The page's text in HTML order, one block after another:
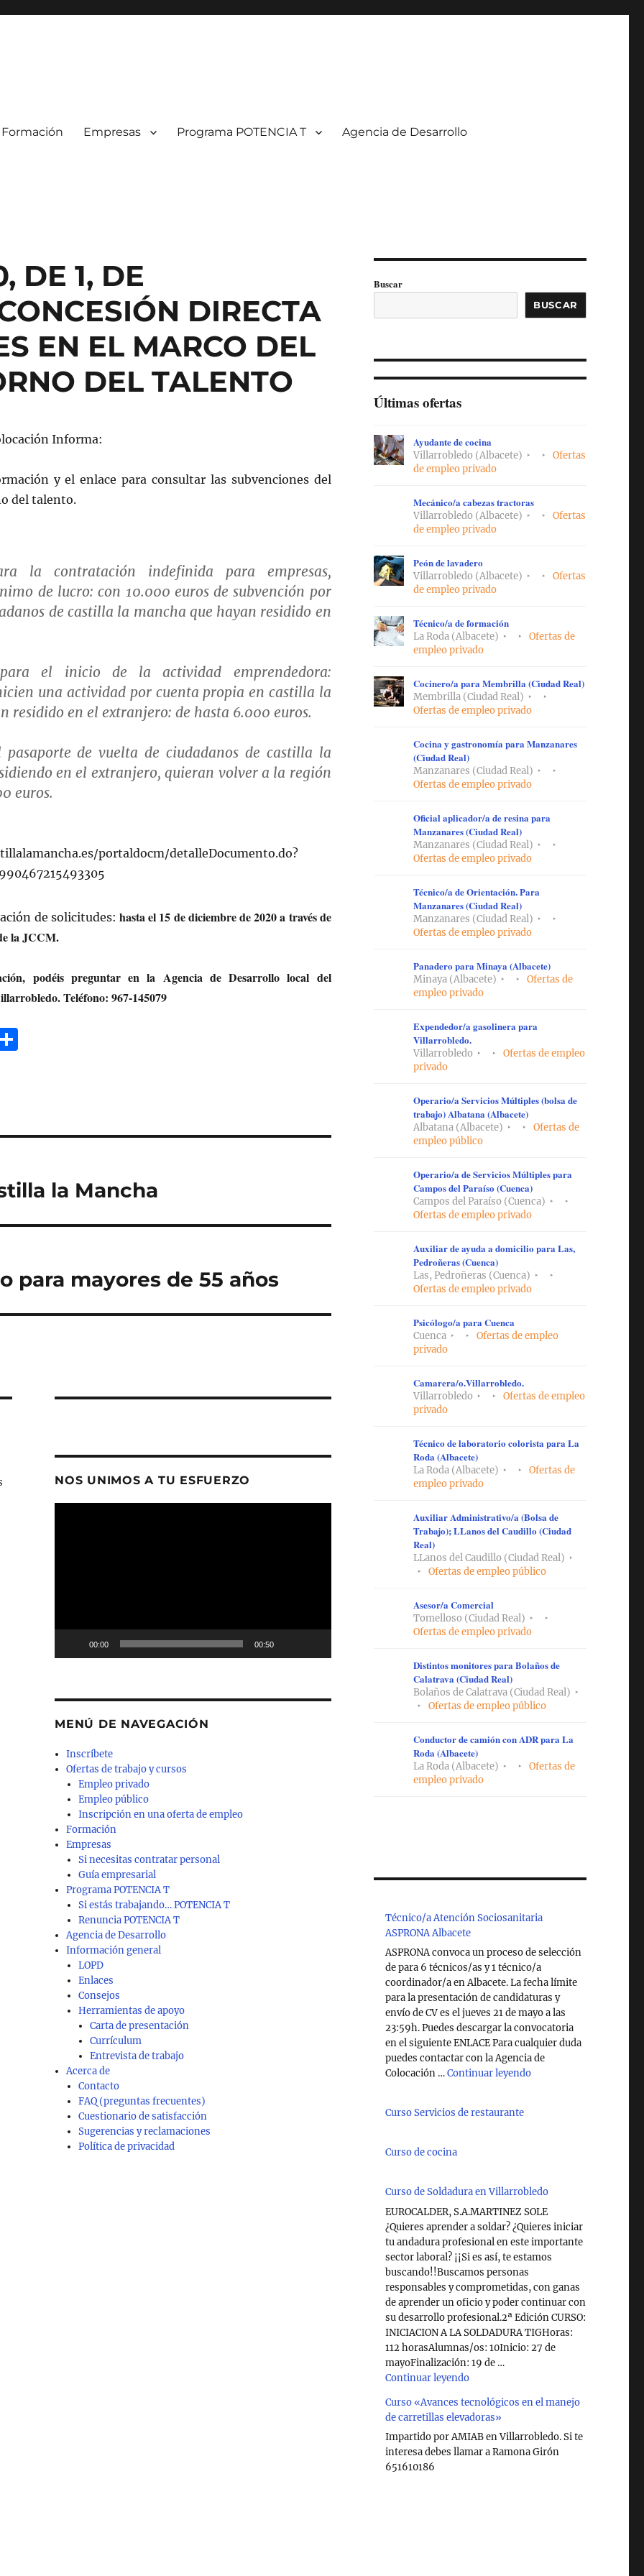
Formación Empresas Programa POTENCIA T Agencia de Desarrollo
DE 1, DE
DIRECTA
EN EL MARCO DEL
DEL TALENTO
Informa:
y el enlace para consultar las subvenciones del
del talento.
la contratación indefinida para empresas,
de lucro:con 10.000 euros de subvención por
de castilla la mancha que hayan residido en
para el inicio de la actividad emprendedora:
una actividad por cuenta propia en castilla la
residido en el extranjero: de hasta 6.000 euros.
pasaporte de vuelta de ciudadanos de castilla la
en el extranjero, quieran volver a la región
euros.
portaldocm/detalleDocumento.do?
de solicitudes: hasta el 15 de diciembre de 2020 a través de
la JCCM.
podéis preguntar en la Agencia de Desarrollo local del
Teléfono: 967-145079
C
a
ir
la Mancha
para mayores de 55 años
NOS UNIMOS A TU ESFUERZO
00:00 00:50
MENÚ DE NAVEGACIÓN
Inscríbete
Ofertas de trabajo y cursos
Empleo privado
Empleo público
Inscripción en una oferta de empleo
Formación
Empresas
Si necesitas contratar personal
Guía empresarial
Programa POTENCIA T
Si estás trabajando… POTENCIA T
Renuncia POTENCIA T
Agencia de Desarrollo
Información general
LOPD
Enlaces
Consejos
Herramientas de apoyo
Carta de presentación
Currículum
Entrevista de trabajo
Acerca de
Contacto
FAQ (preguntas frecuentes)
Cuestionario de satisfacción
Sugerencias y reclamaciones
Política de privacidad
Buscar
BUSCAR
Últimas ofertas
Ayudante de cocina
Villarrobledo (Albacete)
Ofertas
de empleo privado
Mecánico/a cabezas tractoras
Villarrobledo (Albacete)
Ofertas
de empleo privado
Peón de lavadero
Villarrobledo (Albacete)
Ofertas
de empleo privado
Técnico/a de formación
La Roda (Albacete)
Ofertas de
empleo privado
Cocinero/a para Membrilla (Ciudad Real)
Membrilla (Ciudad Real)
Ofertas de empleo privado
Cocina y gastronomía para Manzanares
(Ciudad Real)
Manzanares (Ciudad Real)
Ofertas de empleo privado
Oficial aplicador/a de resina para
Manzanares (Ciudad Real)
Manzanares (Ciudad Real)
Ofertas de empleo privado
Técnico/a de Orientación. Para
Manzanares (Ciudad Real)
Manzanares (Ciudad Real)
Ofertas de empleo privado
Panadero para Minaya (Albacete)
Minaya (Albacete)
Ofertas de
empleo privado
Expendedor/a gasolinera para
Villarrobledo.
Villarrobledo
Ofertas de empleo
privado
Operario/a Servicios Múltiples (bolsa de
trabajo) Albatana (Albacete)
Albatana (Albacete)
Ofertas de
empleo público
Operario/a de Servicios Múltiples para
Campos del Paraíso (Cuenca)
Campos del Paraíso (Cuenca)
Ofertas de empleo privado
Auxiliar de ayuda a domicilio para Las,
Pedroñeras (Cuenca)
Las, Pedroñeras (Cuenca)
Ofertas de empleo privado
Psicólogo/a para Cuenca
Cuenca
Ofertas de empleo
privado
Camarera/o.Villarrobledo.
Villarrobledo
Ofertas de empleo
privado
Técnico de laboratorio colorista para La
Roda (Albacete)
La Roda (Albacete)
Ofertas de
empleo privado
Auxiliar Administrativo/a (Bolsa de
Trabajo); LLanos del Caudillo (Ciudad
Real)
LLanos del Caudillo (Ciudad Real)
Ofertas de empleo público
Asesor/a Comercial
Tomelloso (Ciudad Real)
Ofertas de empleo privado
Distintos monitores para Bolaños de
Calatrava (Ciudad Real)
Bolaños de Calatrava (Ciudad Real)
Ofertas de empleo público
Conductor de camión con ADR para La
Roda (Albacete)
La Roda (Albacete)
Ofertas de
empleo privado
Técnico/a Atención Sociosanitaria
ASPRONA Albacete
ASPRONA convoca un proceso de selección
de para 6 técnicos/as y 1 técnico/a
coordinador/a en Albacete. La fecha límite
para la presentación de candidaturas y
envío de CV es el jueves 21 de mayo a las
23:59h. Puedes descargar la convocatoria
en el siguiente ENLACE Para cualquier duda
puedes contactar con la Agencia de
Colocación …Continuar leyendo"Técnico/a Atención
Curso Servicios de restaurante
Curso de cocina
Curso de Soldadura en Villarrobledo
EUROCALDER, S.A.MARTINEZ SOLE
¿Quieres aprender a soldar? ¿Quieres iniciar
tu andadura profesional en este importante
sector laboral? ¡¡Si es así, te estamos
buscando!!Buscamos personas
responsables y comprometidas, con ganas
de aprender un oficio y poder continuar con
su desarrollo profesional.2ª Edición CURSO:
INICIACION A LA SOLDADURA TIGHoras:
112 horasAlumnas/os: 10Inicio: 27 de
mayoFinalización: 19 de …
Continuar leyendo"Curso de Soldadura en Villarrobledo"
Curso «Avances tecnológicos en el manejo
de carretillas elevadoras»
Impartido por AMIAB en Villarrobledo. Si te
interesa debes llamar a Ramona Girón
651610186